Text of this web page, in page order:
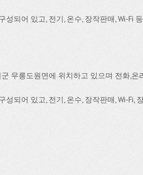
성되어 있고, 전기, 온수, 장작판매, Wi-Fi
무릉도원면에 위치하고 있으며 전화,온
성되어 있고, 전기, 온수, 장작판매, Wi-Fi,